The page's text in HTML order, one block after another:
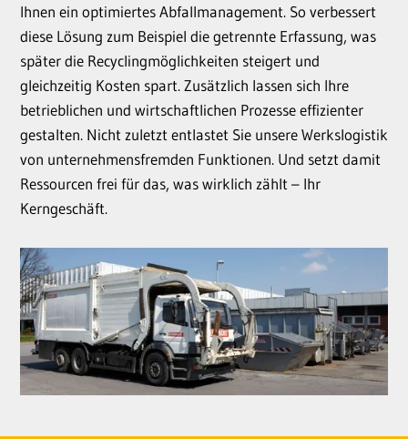
Ihnen ein optimiertes Abfallmanagement. So verbessert
diese Lösung zum Beispiel die getrennte Erfassung, was
später die Recyclingmöglichkeiten steigert und
gleichzeitig Kosten spart. Zusätzlich lassen sich Ihre
betrieblichen und wirtschaftlichen Prozesse effizienter
gestalten. Nicht zuletzt entlastet Sie unsere Werkslogistik
von unternehmensfremden Funktionen. Und setzt damit
Ressourcen frei für das, was wirklich zählt – Ihr
Kerngeschäft.